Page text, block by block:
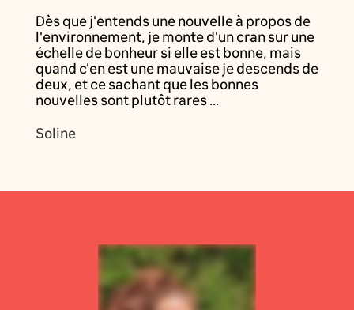
Dès que j'entends une nouvelle à propos de
l'environnement, je monte d'un cran sur une
échelle de bonheur si elle est bonne, mais
quand c'en est une mauvaise je descends de
deux, et ce sachant que les bonnes
nouvelles sont plutôt rares ...
Soline